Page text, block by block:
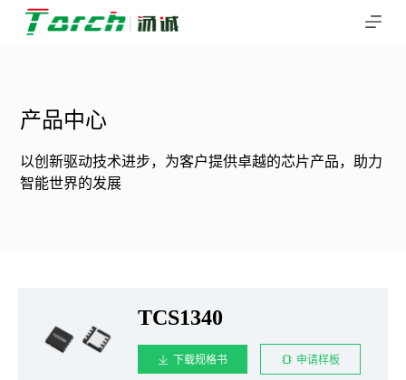
跳
产品中心
以创新驱动技术进步，为客户提供卓越的芯片产品，助力
智能世界的发展
TCS1340
下载规格书 申请样板